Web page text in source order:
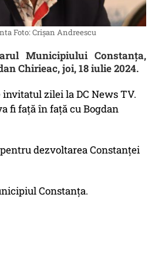
Foto: Crișan Andreescu
Municipiului Constanța,
Chirieac, joi, 18 iulie 2024.
zilei la DC News TV.
fi față în față cu Bogdan
dezvoltarea Constanței
Constanța.